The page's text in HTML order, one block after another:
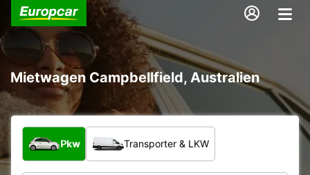
Mietwagen Campbellfield, Australien
Welche Art von Fahrzeug?
Pkw Transporter & LKW